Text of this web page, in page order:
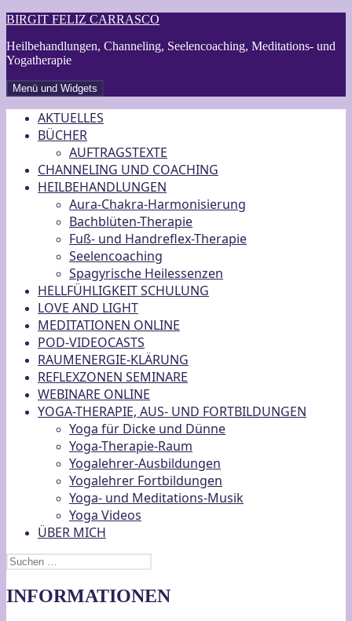
Zum
springen
BIRGIT FELIZ CARRASCO
Heilbehandlungen, Channeling, Seelencoaching, Meditations- und
Yogatherapie
Menü und Widgets
AKTUELLES
BÜCHER
AUFTRAGSTEXTE
CHANNELING UND COACHING
HEILBEHANDLUNGEN
Aura-Chakra-Harmonisierung
Bachblüten-Therapie
Fuß- und Handreflex-Therapie
Seelencoaching
Spagyrische Heilessenzen
HELLFÜHLIGKEIT SCHULUNG
LOVE AND LIGHT
MEDITATIONEN ONLINE
POD-VIDEOCASTS
RAUMENERGIE-KLÄRUNG
REFLEXZONEN SEMINARE
WEBINARE ONLINE
YOGA-THERAPIE, AUS- UND FORTBILDUNGEN
Yoga für Dicke und Dünne
Yoga-Therapie-Raum
Yogalehrer-Ausbildungen
Yogalehrer Fortbildungen
Yoga- und Meditations-Musik
Yoga Videos
ÜBER MICH
Suchen
nach:
INFORMATIONEN